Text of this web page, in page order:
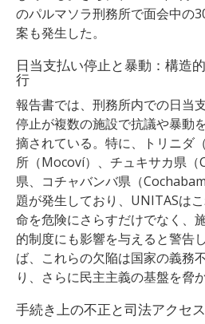
のパルマソラ刑務所で面会中の
案も発生した。
日当支払い停止と暴動：構造
行
報告書では、刑務所内での日当
停止が複数の施設で抗議や暴動
摘されている。特に、トリニダ
所（Mocoví）、チュキサカ県（
県、コチャバンバ県（
題が発生しており、UNITASは
命を危険にさらすだけでなく、
的制度にも影響を与えると警告
ば、これらの欠陥は国家の義務
り、さらに民主主義の基盤を脅
手続き上の不正と司法アクセ